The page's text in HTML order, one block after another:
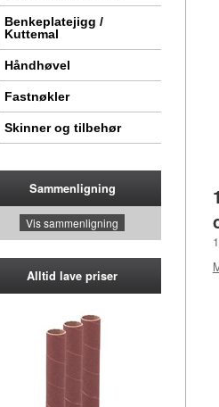
Benkeplatejigg /
Kuttemal
Håndhøvel
Fastnøkler
Skinner og tilbehør
Sammenligning
Vis sammenligning
Alltid lave priser